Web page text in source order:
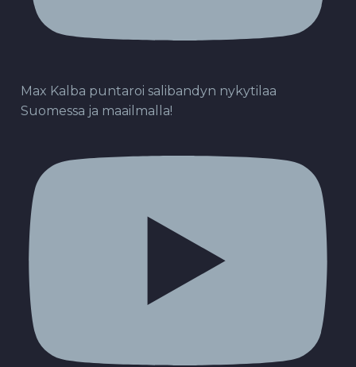
Max Kalba puntaroi salibandyn nykytilaa
Suomessa ja maailmalla!